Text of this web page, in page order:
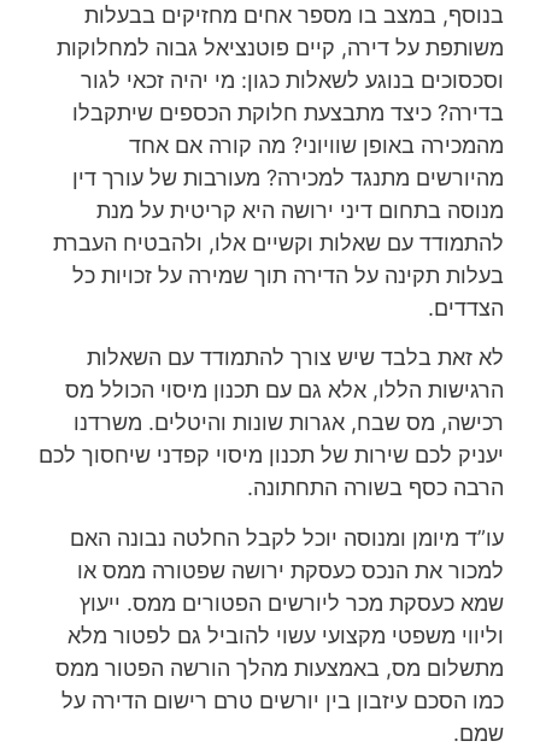
בנוסף, במצב בו מספר אחים מחזיקים בבעלות
משותפת על דירה, קיים פוטנציאל גבוה למחלוקות
וסכסוכים בנוגע לשאלות כגון: מי יהיה זכאי לגור
בדירה? כיצד מתבצעת חלוקת הכספים שיתקבלו
מהמכירה באופן שוויוני? מה קורה אם אחד
מהיורשים מתנגד למכירה? מעורבות של עורך דין
מנוסה בתחום דיני ירושה היא קריטית על מנת
להתמודד עם שאלות וקשיים אלו, ולהבטיח העברת
בעלות תקינה על הדירה תוך שמירה על זכויות כל
הצדדים.
לא זאת בלבד שיש צורך להתמודד עם השאלות
הרגישות הללו, אלא גם עם תכנון מיסוי הכולל מס
רכישה, מס שבח, אגרות שונות והיטלים. משרדנו
יעניק לכם שירות של תכנון מיסוי קפדני שיחסוך לכם
הרבה כסף בשורה התחתונה.
עו”ד מיומן ומנוסה יוכל לקבל החלטה נבונה האם
למכור את הנכס כעסקת ירושה שפטורה ממס או
שמא כעסקת מכר ליורשים הפטורים ממס. ייעוץ
וליווי משפטי מקצועי עשוי להוביל גם לפטור מלא
מתשלום מס, באמצעות מהלך הורשה הפטור ממס
כמו הסכם עיזבון בין יורשים טרם רישום הדירה על
שמם.